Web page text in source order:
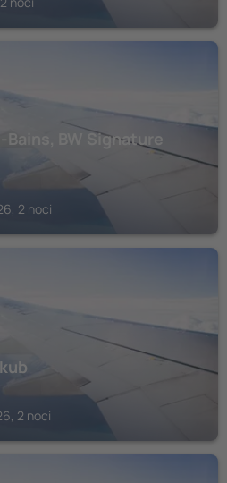
BW Signature
2 noci
2 noci